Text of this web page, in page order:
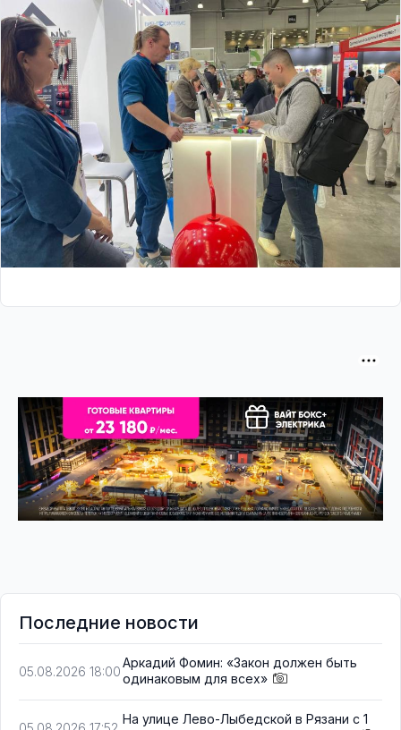
Последние новости
05.08.2026 18:00
Аркадий Фомин: «Закон должен быть
одинаковым для всех»
На улице Лево-Лыбедской в Рязани с 1